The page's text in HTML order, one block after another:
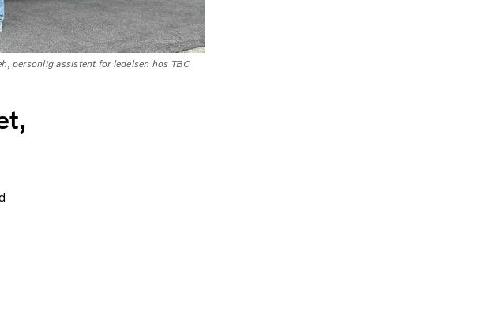
personlig assistent for ledelsen hos TBC